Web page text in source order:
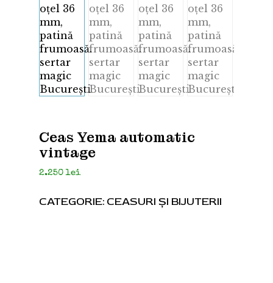
Ceas Yema automatic
vintage
2.250lei
CATEGORIE: CEASURI ȘI BIJUTERII